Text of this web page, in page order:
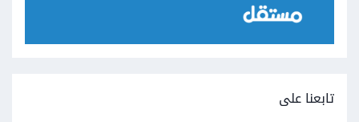
تابعنا على